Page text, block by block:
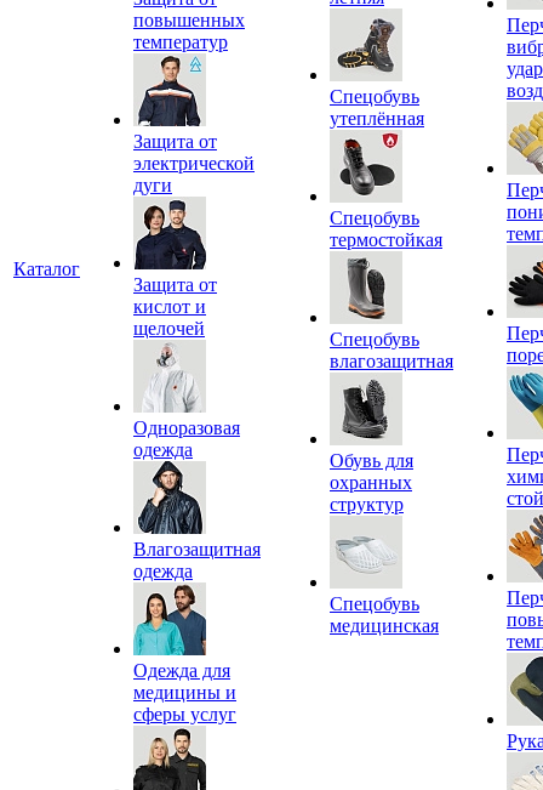
Каталог
повышенных
температур
Защита от
электрической
дуги
Защита от
кислот и
щелочей
Одноразовая
одежда
Влагозащитная
одежда
Одежда для
медицины и
сферы услуг
Спецобувь
утеплённая
Спецобувь
термостойкая
Спецобувь
влагозащитная
Обувь для
охранных
структур
Спецобувь
медицинская